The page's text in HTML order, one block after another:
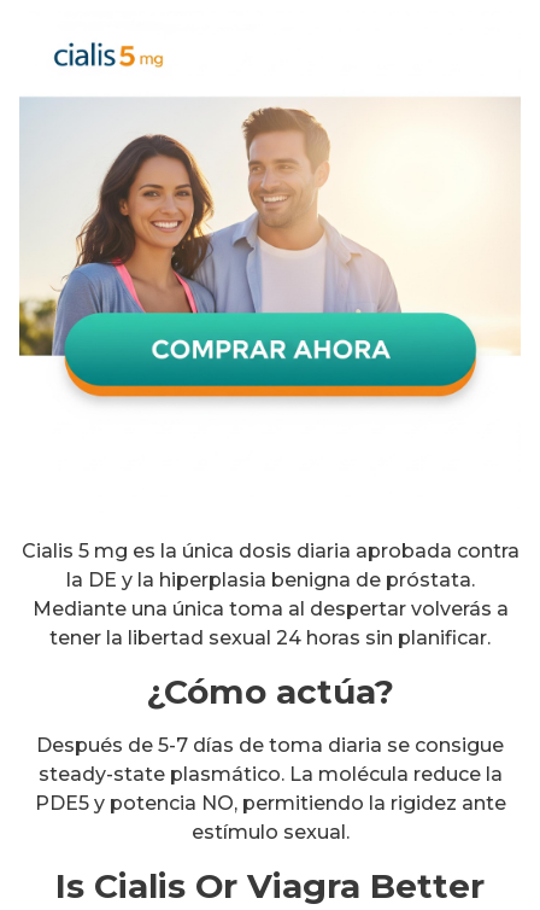
Cialis 5 mg es la única dosis diaria aprobada contra
la DE y la hiperplasia benigna de próstata.
Mediante una única toma al despertar volverás a
tener la libertad sexual 24 horas sin planificar.
¿Cómo actúa?
Después de 5-7 días de toma diaria se consigue
steady-state plasmático. La molécula reduce la
PDE5 y potencia NO, permitiendo la rigidez ante
estímulo sexual.
Is Cialis Or Viagra Better